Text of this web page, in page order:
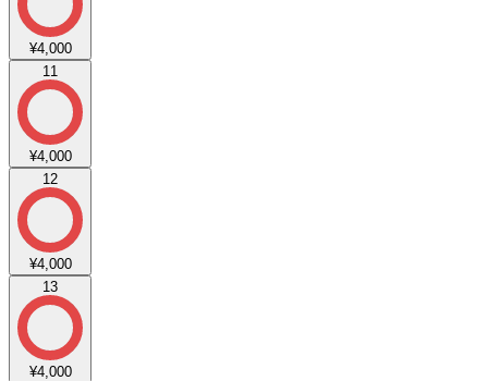
¥4,000
11
¥4,000
12
¥4,000
13
¥4,000